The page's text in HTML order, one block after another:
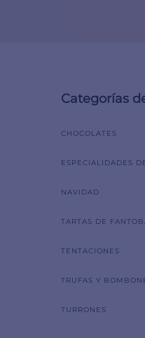
Categorías
CHOCOLATES
ESPECIALIDADES
NAVIDAD
TARTAS DE
TENTACIONES
TRUFAS Y
TURRONES